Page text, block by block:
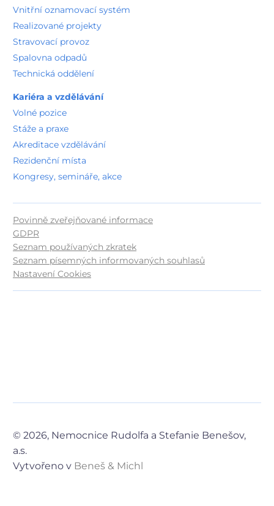
Vnitřní oznamovací systém
Realizované projekty
Stravovací provoz
Spalovna odpadů
Technická oddělení
Kariéra a vzdělávání
Volné pozice
Stáže a praxe
Akreditace vzdělávání
Rezidenční místa
Kongresy, semináře, akce
Povinně zveřejňované informace
GDPR
Seznam používaných zkratek
Seznam písemných informovaných souhlasů
Nastavení Cookies
© 2026, Nemocnice Rudolfa a Stefanie Benešov,
a.s.
Vytvořeno v Beneš & Michl